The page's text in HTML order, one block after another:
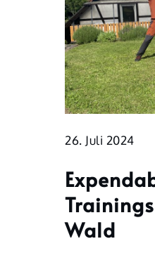
26. Juli 2024
Wald